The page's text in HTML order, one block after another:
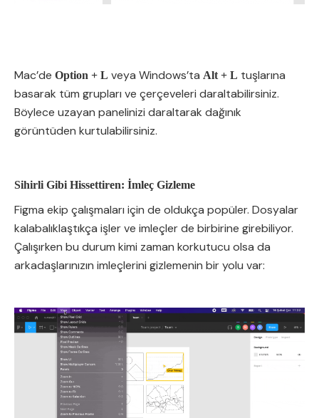
Mac’de Option + L veya Windows’ta Alt + L tuşlarına
basarak tüm grupları ve çerçeveleri daraltabilirsiniz.
Böylece uzayan panelinizi daraltarak dağınık
görüntüden kurtulabilirsiniz.
Sihirli Gibi Hissettiren: İmleç Gizleme
Figma ekip çalışmaları için de oldukça popüler. Dosyalar
kalabalıklaştıkça işler ve imleçler de birbirine girebiliyor.
Çalışırken bu durum kimi zaman korkutucu olsa da
arkadaşlarınızın imleçlerini gizlemenin bir yolu var: